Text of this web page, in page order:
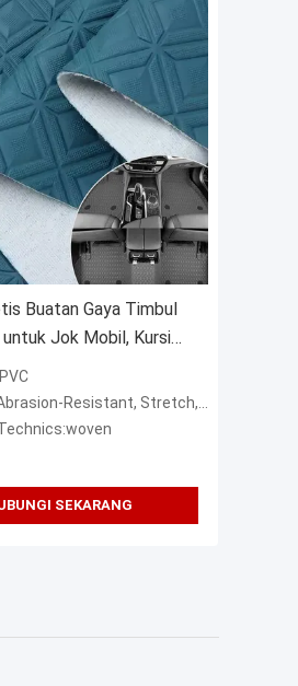
Buatan Gaya Timbul
untuk Jok Mobil, Kursi
Dekorasi Tas, Kain Kulit
Stretch, water resistant, Waterproof, wind proof
SEKARANG